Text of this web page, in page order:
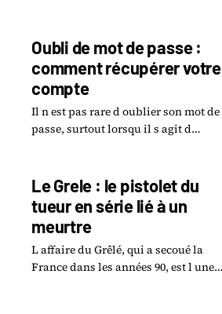
Oubli de mot de passe :
comment récupérer votre
compte
Il n est pas rare d oublier son mot de
passe, surtout lorsqu il s agit d
ent.essonne.fr.
Le Grele : le pistolet du
tueur en série lié à un
meurtre
L affaire du Grêlé, qui a secoué la
France dans les années 90, est l une